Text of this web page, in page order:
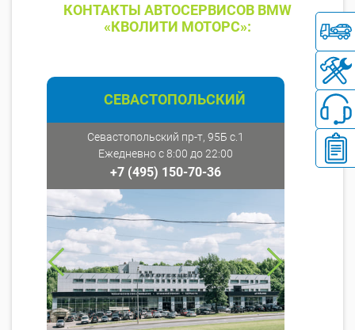
КОНТАКТЫ АВТОСЕРВИСОВ BMW
«КВОЛИТИ МОТОРС»:
СЕВАСТОПОЛЬСКИЙ
Севастопольский пр-т, 95Б с.1
Ежедневно с 8:00 до 22:00
+7 (495) 150-70-36